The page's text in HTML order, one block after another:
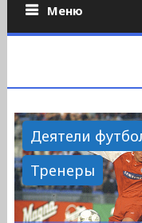
Меню
Деятели
Тренеры